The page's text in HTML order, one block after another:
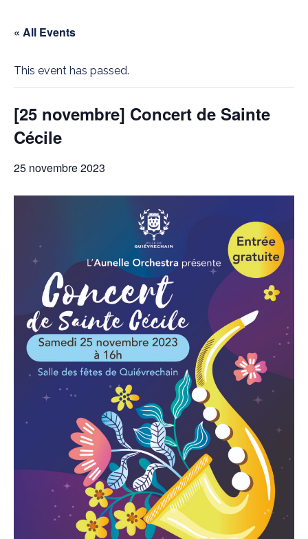
« All Events
This event has passed.
[25 novembre] Concert de Sainte
Cécile
25 novembre 2023